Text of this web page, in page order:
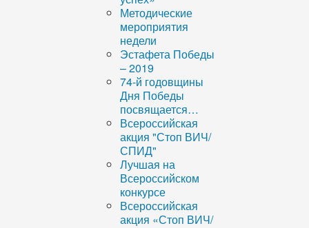
Методические
мероприятия
недели
Эстафета Победы
– 2019
74-й годовщины
Дня Победы
посвящается…
Всероссийская
акция "Стоп ВИЧ/
СПИД"
Лучшая на
Всероссийском
конкурсе
Всероссийская
акция «Стоп ВИЧ/